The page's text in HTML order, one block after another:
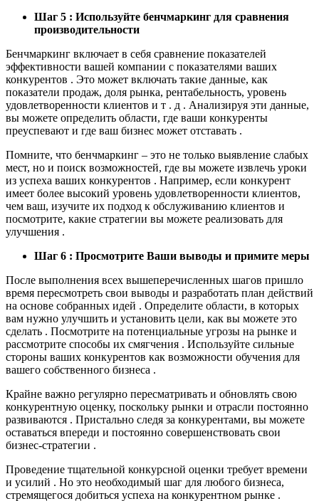
Шаг 5 : Используйте бенчмаркинг для сравнения
производительности
Бенчмаркинг включает в себя сравнение показателей
эффективности вашей компании с показателями ваших
конкурентов . Это может включать такие данные, как
показатели продаж, доля рынка, рентабельность, уровень
удовлетворенности клиентов и т . д . Анализируя эти данные,
вы можете определить области, где ваши конкуренты
преуспевают и где ваш бизнес может отставать .
Помните, что бенчмаркинг – это не только выявление слабых
мест, но и поиск возможностей, где вы можете извлечь уроки
из успеха ваших конкурентов . Например, если конкурент
имеет более высокий уровень удовлетворенности клиентов,
чем ваш, изучите их подход к обслуживанию клиентов и
посмотрите, какие стратегии вы можете реализовать для
улучшения .
Шаг 6 : Просмотрите Ваши выводы и примите меры
После выполнения всех вышеперечисленных шагов пришло
время пересмотреть свои выводы и разработать план действий
на основе собранных идей . Определите области, в которых
вам нужно улучшить и установить цели, как вы можете это
сделать . Посмотрите на потенциальные угрозы на рынке и
рассмотрите способы их смягчения . Используйте сильные
стороны ваших конкурентов как возможности обучения для
вашего собственного бизнеса .
Крайне важно регулярно пересматривать и обновлять свою
конкурентную оценку, поскольку рынки и отрасли постоянно
развиваются . Пристально следя за конкурентами, вы можете
оставаться впереди и постоянно совершенствовать свои
бизнес-стратегии .
Проведение тщательной конкурсной оценки требует времени
и усилий . Но это необходимый шаг для любого бизнеса,
стремящегося добиться успеха на конкурентном рынке .